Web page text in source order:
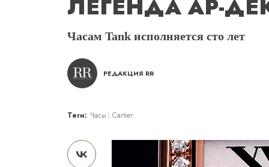
ЛЕГЕНДА АР-
Часам Tank исполняется сто лет
РЕДАКЦИЯ RR
Теги: Часы Cartier